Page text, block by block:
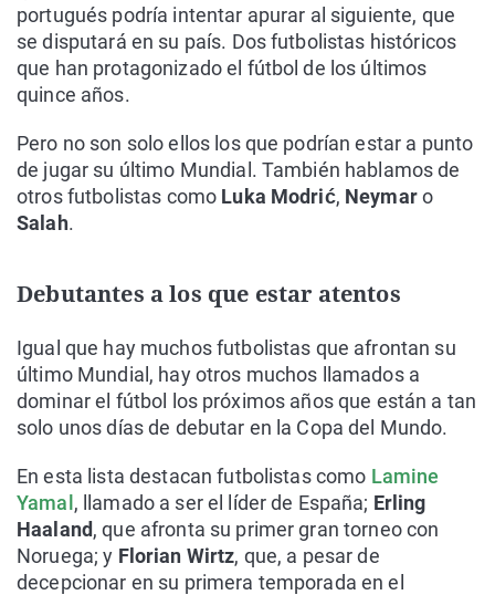
portugués podría intentar apurar al siguiente, que
se disputará en su país. Dos futbolistas históricos
que han protagonizado el fútbol de los últimos
quince años.
Pero no son solo ellos los que podrían estar a punto
de jugar su último Mundial. También hablamos de
otros futbolistas como Luka Modrić, Neymaro
Salah.
Debutantes a los que estar atentos
Igual que hay muchos futbolistas que afrontan su
último Mundial, hay otros muchos llamados a
dominar el fútbol los próximos años que están a tan
solo unos días de debutar en la Copa del Mundo.
En esta lista destacan futbolistas como Lamine
Yamal , llamado a ser el líder de España; Erling
Haaland, que afronta su primer gran torneo con
Noruega; y Florian Wirtz, que, a pesar de
decepcionar en su primera temporada en el